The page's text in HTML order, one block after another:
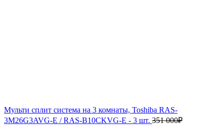
Мульти сплит система на 3 комнаты, Toshiba RAS-
3M26G3AVG-E / RAS-B10CKVG-E - 3 шт. 351 000₽